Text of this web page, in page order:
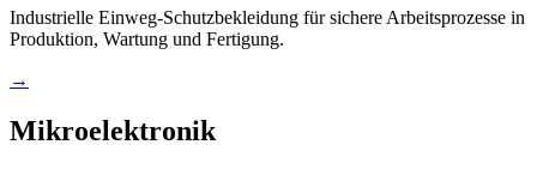
Industrielle Einweg-Schutzbekleidung für sichere Arbeitsprozesse in
Produktion, Wartung und Fertigung.
→
Mikroelektronik